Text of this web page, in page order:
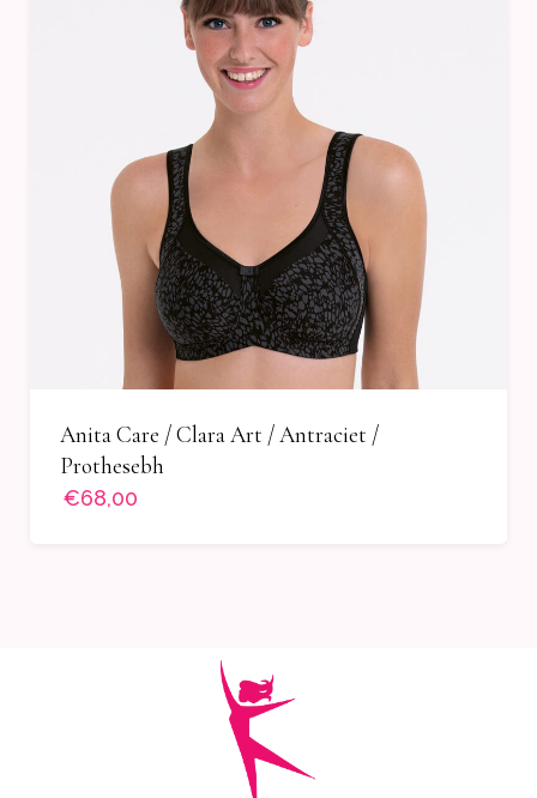
Anita Care / Clara Art / Antraciet /
Prothesebh
€68,00